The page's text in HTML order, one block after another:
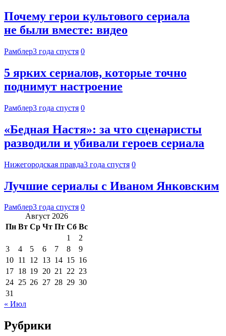
Почему герои культового сериала
не были вместе: видео
Рамблер3 года спустя 0
5 ярких сериалов, которые точно
поднимут настроение
Рамблер3 года спустя 0
«Бедная Настя»: за что сценаристы
разводили и убивали героев сериала
Нижегородская правда3 года спустя 0
Лучшие сериалы с Иваном Янковским
Рамблер3 года спустя 0
Август 2026
Пн Вт Ср Чт Пт Сб Вс
1
2
3
4 5 6 7 8
9
10 11 12 13 14 15 16
17 18 19 20 21 22 23
24 25 26 27 28 29 30
31
« Июл
Рубрики